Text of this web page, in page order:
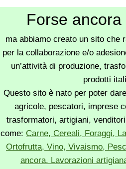
Forse
ma abbiamo creato un sito che
per la collaborazione e/o
un’attività di produzione,
prodotti
Questo sito è nato per poter
agricole, pescatori, imprese
trasformatori, artigiani,
come: Carne, Cereali, Foraggi,
Ortofrutta, Vino, Vivaismo,
ancora. Lavorazioni